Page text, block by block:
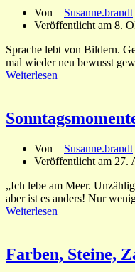
Von – Susanne.brandt
Veröffentlicht am 8.
Sprache lebt von Bildern.
mal wieder neu bewusst
Weiterlesen
Von – Susanne.brandt
Veröffentlicht am 27.
„Ich lebe am Meer.
aber ist es anders! Nur
Weiterlesen
Farben, Steine,